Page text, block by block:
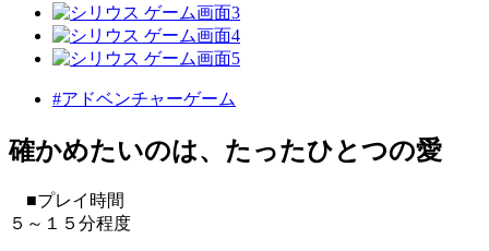
#アドベンチャーゲーム
確かめたいのは、たったひとつの愛
■プレイ時間
５～１５分程度